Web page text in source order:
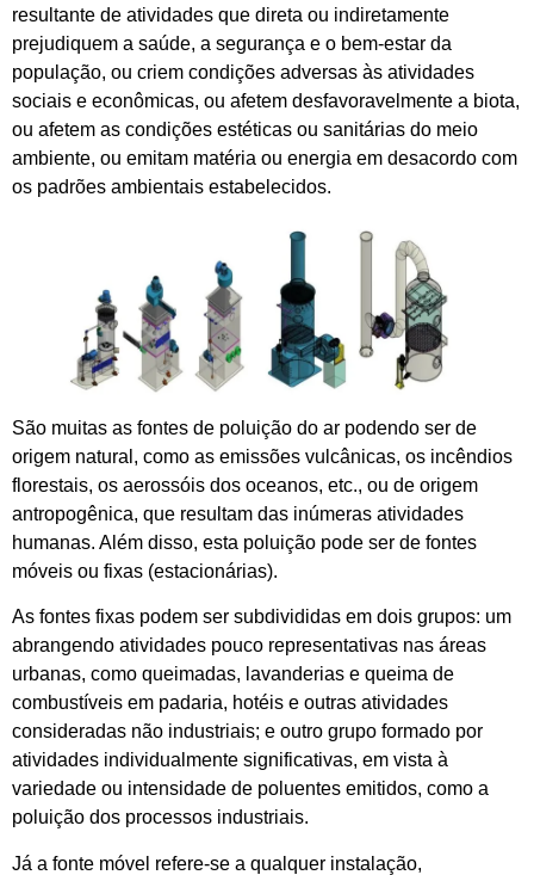
resultante de atividades que direta ou indiretamente
prejudiquem a saúde, a segurança e o bem-estar da
população, ou criem condições adversas às atividades
sociais e econômicas, ou afetem desfavoravelmente a biota,
ou afetem as condições estéticas ou sanitárias do meio
ambiente, ou emitam matéria ou energia em desacordo com
os padrões ambientais estabelecidos.
São muitas as fontes de poluição do ar podendo ser de
origem natural, como as emissões vulcânicas, os incêndios
florestais, os aerossóis dos oceanos, etc., ou de origem
antropogênica, que resultam das inúmeras atividades
humanas. Além disso, esta poluição pode ser de fontes
móveis ou fixas (estacionárias).
As fontes fixas podem ser subdivididas em dois grupos: um
abrangendo atividades pouco representativas nas áreas
urbanas, como queimadas, lavanderias e queima de
combustíveis em padaria, hotéis e outras atividades
consideradas não industriais; e outro grupo formado por
atividades individualmente significativas, em vista à
variedade ou intensidade de poluentes emitidos, como a
poluição dos processos industriais.
Já a fonte móvel refere-se a qualquer instalação,